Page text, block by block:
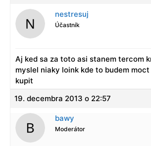
nestresuj
Účastník
Aj ked sa za toto asi stanem tercom
myslel niaky loink kde to budem
kupit
19. decembra 2013 o 22:57
bawy
Moderátor